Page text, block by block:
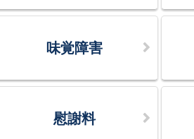
味覚障害
慰謝料